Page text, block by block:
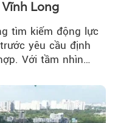
Long
tìm kiếm động lực
yêu cầu định
Với tầm nhìn